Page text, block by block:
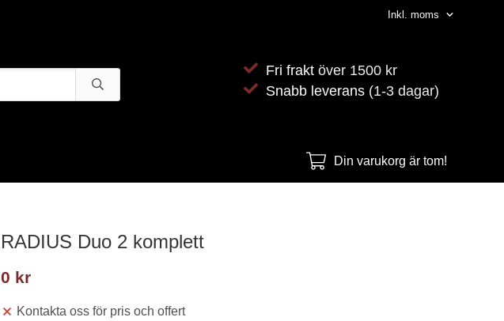
Fri frakt över 1500 kr
Snabb leverans (1-3 dagar)
Din varukorg är tom!
RADIUS Duo 2 komplett
0 kr
Kontakta oss för pris och offert